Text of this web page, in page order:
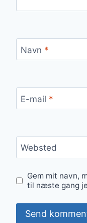
Navn *
E-mail *
Websted
Gem mit navn,
til næste gang